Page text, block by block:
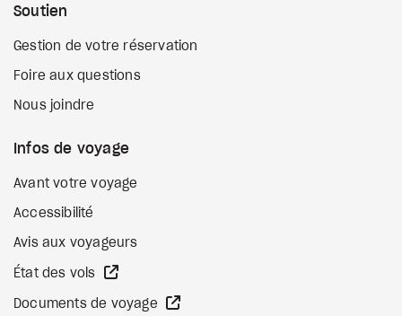
Soutien
Gestion de votre réservation
Foire aux questions
Nous joindre
Infos de voyage
Avant votre voyage
Accessibilité
Avis aux voyageurs
État des vols
Documents de voyage